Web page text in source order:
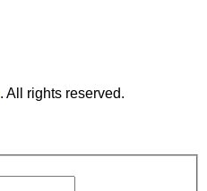
. All rights reserved.